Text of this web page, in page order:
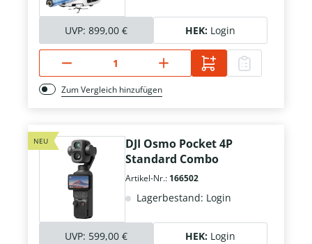
UVP: 899,00 € HEK: Login
Zum Vergleich hinzufügen
NEU
DJI Osmo Pocket 4P
Standard Combo
Artikel-Nr.: 166502
Lagerbestand: Login
UVP: 599,00 € HEK: Login